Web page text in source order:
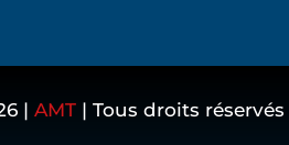
| AMT | Tous droits réservés